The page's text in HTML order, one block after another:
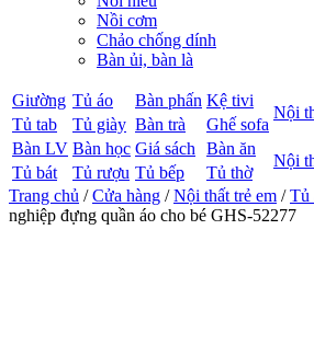
Nồi cơm
Chảo chống dính
Bàn ủi, bàn là
Giường Tủ áo Bàn phấn Kệ tivi
Nội
Tủ tab Tủ giày Bàn trà
Ghế sofa
Bàn LV Bàn học Giá sách Bàn ăn
Nội
Tủ bát Tủ rượu Tủ bếp
Tủ thờ
Trang chủ /Cửa hàng /Nội thất trẻ em /Tủ
nghiệp đựng quần áo cho bé GHS-52277